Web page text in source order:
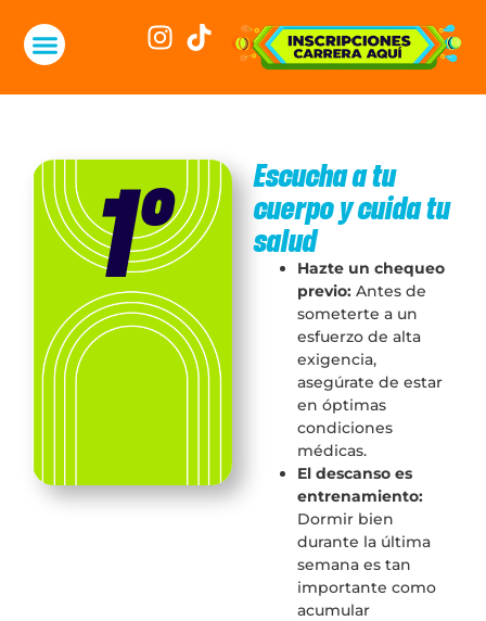
1° Escucha a tu
cuerpo y cuida tu
salud
Hazte un chequeo
previo: Antes de
someterte a un
esfuerzo de alta
exigencia,
asegúrate de estar
en óptimas
condiciones
médicas.
El descanso es
entrenamiento:
Dormir bien
durante la última
semana es tan
importante como
acumular